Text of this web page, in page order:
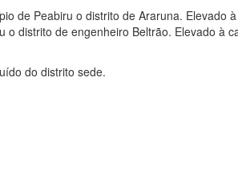
de Peabiru o distrito de Araruna. Elevado
distrito de engenheiro Beltrão. Elevado à
do distrito sede.